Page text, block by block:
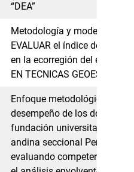
“DEA”
Metodología y modelo de
EVALUAR el índice de
en la ecorregión del eje
EN TECNICAS
Enfoque metodológico para
desempeño de los docentes
fundación universitaria del
andina seccional Pereira,
evaluando competencias y